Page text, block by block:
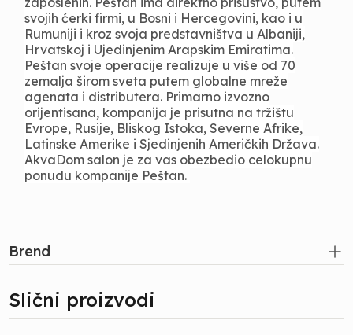
svojih ćerki firmi, u Bosni i Hercegovini, kao i u
Rumuniji i kroz svoja predstavništva u Albaniji,
Hrvatskoj i Ujedinjenim Arapskim Emiratima.
Peštan svoje operacije realizuje u više od 70
zemalja širom sveta putem globalne mreže
agenata i distributera. Primarno izvozno
orijentisana, kompanija je prisutna na tržištu
Evrope, Rusije, Bliskog Istoka, Severne Afrike,
Latinske Amerike i Sjedinjenih Američkih Država.
AkvaDom salon je za vas obezbedio celokupnu
ponudu kompanije Peštan.
Brend
Slični proizvodi